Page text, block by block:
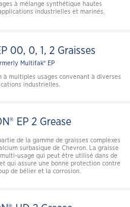
à mélange synthétique hautes
industrielles et marines.
00, 0, 1, 2 Graisses
Multifak® EP
à multiples usages convenant à diverses
industrielles.
EP 2 Grease
de la gamme de graisses complexes
surbasique de Chevron. La graisse
usage qui peut être utilisé dans de
qui assure une bonne protection contre
de bélier et la corrosion.